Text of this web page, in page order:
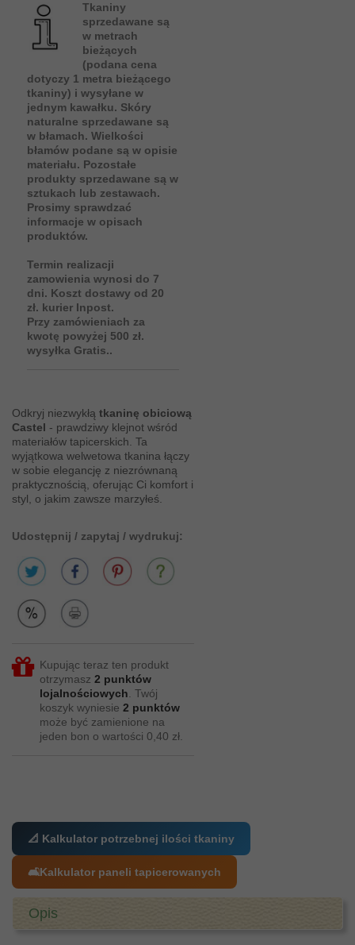
Tkaniny
sprzedawane są
w metrach
bieżących
(podana cena
dotyczy 1 metra bieżącego
tkaniny) i wysyłane w
jednym kawałku. Skóry
naturalne sprzedawane są
w błamach. Wielkości
błamów podane są w opisie
materiału. Pozostałe
produkty sprzedawane są w
sztukach lub zestawach.
Prosimy sprawdzać
informacje w opisach
produktów.
Termin realizacji
zamowienia wynosi do 7
dni. Koszt dostawy od 20
zł. kurier Inpost.
Przy zamówieniach za
kwotę powyżej 500 zł.
wysyłka Gratis..
Odkryj niezwykłą tkaninę obiciową
Castel - prawdziwy klejnot wśród
materiałów tapicerskich. Ta
wyjątkowa welwetowa tkanina łączy
w sobie elegancję z niezrównaną
praktycznością, oferując Ci komfort i
styl, o jakim zawsze marzyłeś.
Udostępnij / zapytaj / wydrukuj:
Kupując teraz ten produkt
otrzymasz 2 punktów
lojalnościowych. Twój
koszyk wyniesie 2 punktów
może być zamienione na
jeden bon o wartości 0,40 zł.
📐 Kalkulator potrzebnej ilości tkaniny
🛋️Kalkulator paneli tapicerowanych
Opis